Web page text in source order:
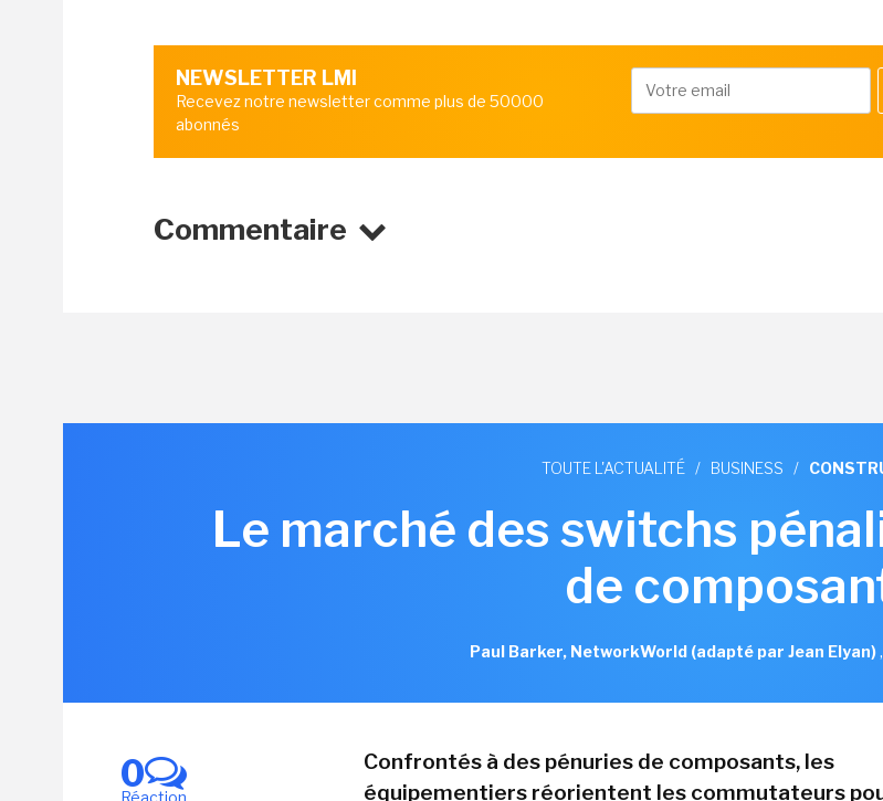
NEWSLETTER LMI
Recevez notre newsletter comme plus de 50000
abonnés
Commentaire
TOUTE L'ACTUALITÉ / BUSINESS /
Le marché des switchs
de
Paul Barker, NetworkWorld (adapté par Jean Elyan),
0
Réaction
Confrontés à des pénuries de composants, les
équipementiers réorientent les commutateurs